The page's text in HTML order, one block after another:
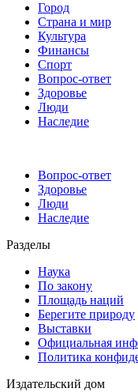
Город
Страна и мир
Культура
Финансы
Спорт
Вопрос-ответ
Здоровье
Люди
Наследие
Вопрос-ответ
Здоровье
Люди
Наследие
Разделы
Наука
По закону
Площадь наций
Берегите природу
Выставки
Официальная
Политика
Издательский дом